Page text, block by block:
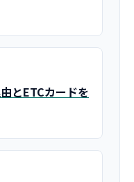
とETCカードを